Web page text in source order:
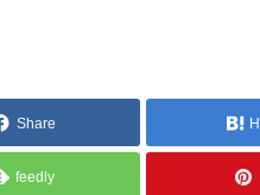
Share
feedly